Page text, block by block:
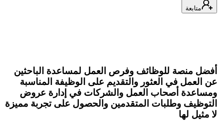
متابعة
أفضل منصة للوظائف وفرص العمل لمساعدة الباحثين
عن العمل في العثور والتقديم على الوظيفة المناسبة
ومساعدة أصحاب العمل والشركات في إدارة عروض
التوظيف وطلبات المتقدمين والحصول على تجربة مميزة
لا مثيل لها